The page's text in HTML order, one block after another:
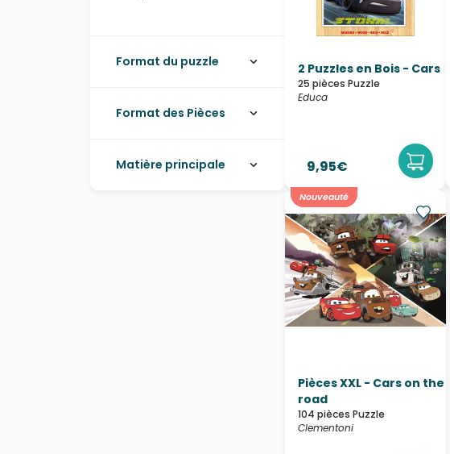
2 Puzzles en Bois - Cars
25 pièces Puzzle
Educa
9,95€
Nouveauté
Pièces XXL - Cars on the
road
104 pièces Puzzle
Clementoni
Format du puzzle
Format des Pièces
Matière principale